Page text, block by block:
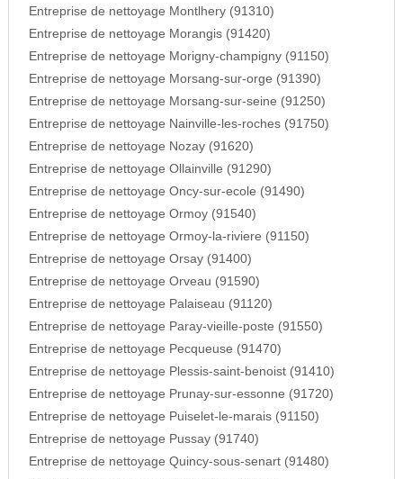
Entreprise de nettoyage Montlhery (91310)
Entreprise de nettoyage Morangis (91420)
Entreprise de nettoyage Morigny-champigny (91150)
Entreprise de nettoyage Morsang-sur-orge (91390)
Entreprise de nettoyage Morsang-sur-seine (91250)
Entreprise de nettoyage Nainville-les-roches (91750)
Entreprise de nettoyage Nozay (91620)
Entreprise de nettoyage Ollainville (91290)
Entreprise de nettoyage Oncy-sur-ecole (91490)
Entreprise de nettoyage Ormoy (91540)
Entreprise de nettoyage Ormoy-la-riviere (91150)
Entreprise de nettoyage Orsay (91400)
Entreprise de nettoyage Orveau (91590)
Entreprise de nettoyage Palaiseau (91120)
Entreprise de nettoyage Paray-vieille-poste (91550)
Entreprise de nettoyage Pecqueuse (91470)
Entreprise de nettoyage Plessis-saint-benoist (91410)
Entreprise de nettoyage Prunay-sur-essonne (91720)
Entreprise de nettoyage Puiselet-le-marais (91150)
Entreprise de nettoyage Pussay (91740)
Entreprise de nettoyage Quincy-sous-senart (91480)